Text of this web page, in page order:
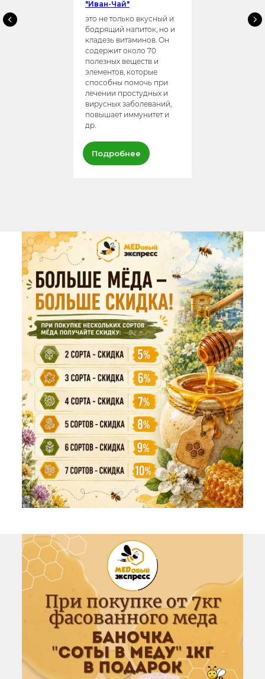
"Иван-Чай"
это не только вкусный и
бодрящий напиток, но и
кладезь витаминов. Он
содержит около 70
полезных веществ и
элементов, которые
способны помочь при
лечении простудных и
вирусных заболеваний,
повышает иммунитет и
др.
Подробнее